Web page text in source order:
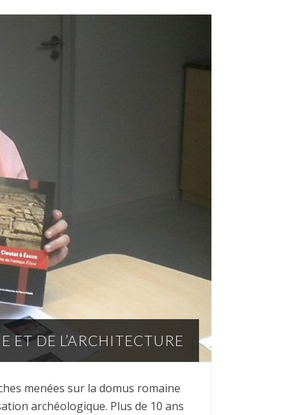
ET DE L’ARCHITECTURE
menées sur la domus romaine
archéologique. Plus de 10 ans